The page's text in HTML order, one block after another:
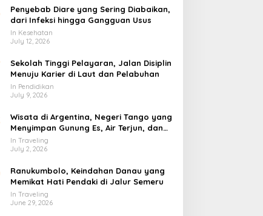
Penyebab Diare yang Sering Diabaikan,
dari Infeksi hingga Gangguan Usus
In Kesehatan
July 12, 2026
Sekolah Tinggi Pelayaran, Jalan Disiplin
Menuju Karier di Laut dan Pelabuhan
In Pendidikan
July 9, 2026
Wisata di Argentina, Negeri Tango yang
Menyimpan Gunung Es, Air Terjun, dan
Kota Penuh Warna
In Traveling
July 2, 2026
Ranukumbolo, Keindahan Danau yang
Memikat Hati Pendaki di Jalur Semeru
In Traveling
June 29, 2026